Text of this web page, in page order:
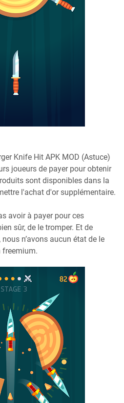
Knife Hit APK MOD (Astuce)
joueurs de payer pour obtenir
sont disponibles dans la
l'achat d'or supplémentaire.
avoir à payer pour ces
sûr, de le tromper. Et de
n’avons aucun état de le
freemium.